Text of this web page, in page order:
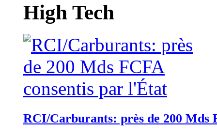
High Tech
RCI/Carburants: près de 200 Mds